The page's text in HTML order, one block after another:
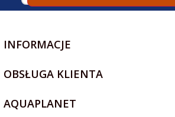
INFORMACJE
OBSŁUGA KLIENTA
AQUAPLANET